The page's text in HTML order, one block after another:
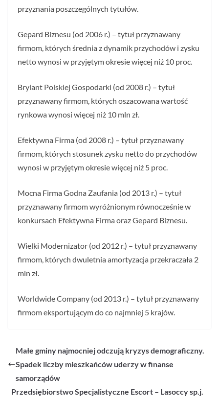
przyznania poszczególnych tytułów.
Gepard Biznesu (od 2006 r.) – tytuł przyznawany
firmom, których średnia z dynamik przychodów i zysku
netto wynosi w przyjętym okresie więcej niż 10 proc.
Brylant Polskiej Gospodarki (od 2008 r.) – tytuł
przyznawany firmom, których oszacowana wartość
rynkowa wynosi więcej niż 10 mln zł.
Efektywna Firma (od 2008 r.) – tytuł przyznawany
firmom, których stosunek zysku netto do przychodów
wynosi w przyjętym okresie więcej niż 5 proc.
Mocna Firma Godna Zaufania (od 2013 r.) – tytuł
przyznawany firmom wyróżnionym równocześnie w
konkursach Efektywna Firma oraz Gepard Biznesu.
Wielki Modernizator (od 2012 r.) – tytuł przyznawany
firmom, których dwuletnia amortyzacja przekraczała 2
mln zł.
Worldwide Company (od 2013 r.) – tytuł przyznawany
firmom eksportującym do co najmniej 5 krajów.
Małe gminy najmocniej odczują kryzys demograficzny.
Spadek liczby mieszkańców uderzy w finanse
samorządów
Przedsiębiorstwo Specjalistyczne Escort – Lasoccy sp.j.